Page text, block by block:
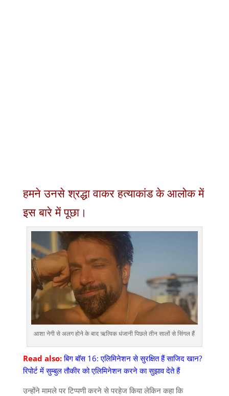
हमने उनसे श्रद्धा वाकर हत्याकांड के आलोक में
इस बारे में पूछा।
आशा नेगी से अलग होने के बाद ऋत्विक धंजानी पिछले तीन सालों से सिंगल हैं
Read also: बिग बॉस 16: एलिमिनेशन से सुरक्षित हैं साजिद खान?
रिपोर्ट में सुम्बुल तौकीर को एलिमिनेशन करने का सुझाव देते हैं
उन्होंने मामले पर टिप्पणी करने से परहेज किया लेकिन कहा कि